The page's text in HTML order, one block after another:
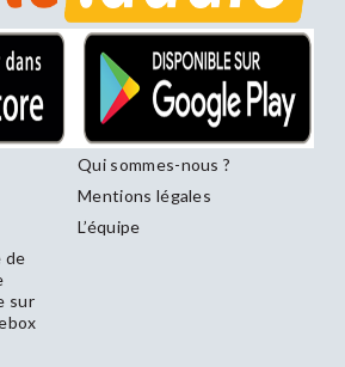
Qui sommes-nous ?
Mentions légales
L’équipe
de
sur